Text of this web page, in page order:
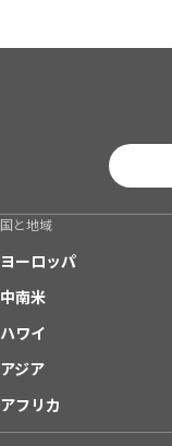
国と地域
ヨーロッパ
中南米
ハワイ
アジア
アフリカ